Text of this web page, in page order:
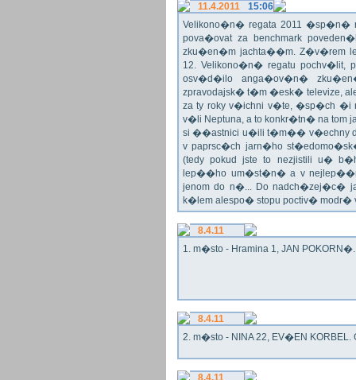
11.4.2011
15:06
Velikono�n� regata 2011 �sp�n�
pova�ovat za benchmark
zku�en�m jachta��m. Z�v�rem
12. Velikono�n� regatu
osv�d�ilo anga�ov�n�
zpravodajsk� t�m �esk� televize,
za ty roky v�ichni v�te, �sp�ch
v�li Neptuna, a to konkr�tn� na tom
si ��astnici u�ili t�m�� v�echny
v paprsc�ch jarn�ho
(tedy pokud jste to nezjistili u�
lep��ho um�st�n� a v
jenom do n�... Do nadch�zej�c�
k�lem alespo� stopu poctiv�
8.4.11
1. m�sto - Hramina 1, JAN
8.4.11
2. m�sto - NINA 22, EV�EN KORBEL.
8.4.11